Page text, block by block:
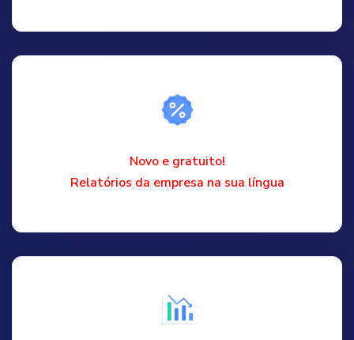
Novo e gratuito!
Relatórios da empresa na sua língua